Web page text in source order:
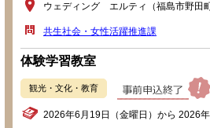
ウェディング エルティ（福島市野田
共生社会・女性活躍推進課
体験学習教室
観光・文化・教育
2026年6月19日（金曜日）から 2026